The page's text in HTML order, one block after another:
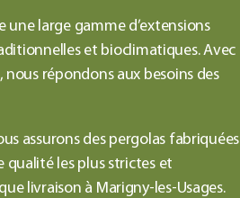
une large gamme d’extensions
et bioclimatiques. Avec
répondons aux besoins des
assurons despergolas fabriquées
qualité les plus strictes et
livraison à Marigny-les-Usages.